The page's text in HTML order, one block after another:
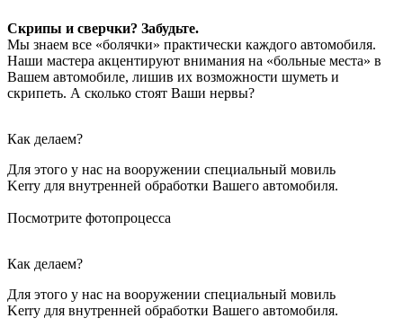
Скрипы и сверчки? Забудьте.
Мы знаем все «болячки» практически каждого автомобиля.
Наши мастера акцентируют внимания на «больные места» в
Вашем автомобиле, лишив их возможности шуметь и
скрипеть. А сколько стоят Ваши нервы?
Как делаем?
Для этого у нас на вооружении специальный мовиль
Kerry для внутренней обработки Вашего автомобиля.
Посмотрите фотопроцесса
Как делаем?
Для этого у нас на вооружении специальный мовиль
Kerry для внутренней обработки Вашего автомобиля.